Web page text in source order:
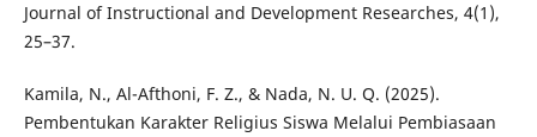
Journal of Instructional and Development Researches, 4(1),
25–37.
Kamila, N., Al-Afthoni, F. Z., & Nada, N. U. Q. (2025).
Pembentukan Karakter Religius Siswa Melalui Pembiasaan